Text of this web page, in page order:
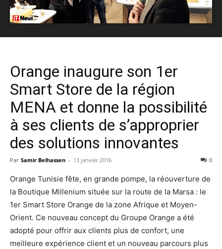
Orange inaugure son 1er
Smart Store de la région
MENA et donne la possibilité
à ses clients de s’approprier
des solutions innovantes
Par Samir Belhassen - 13 janvier 2016 0
Orange Tunisie fête, en grande pompe, la réouverture de
la Boutique Millenium située sur la route de la Marsa : le
1er Smart Store Orange de la zone Afrique et Moyen-
Orient. Ce nouveau concept du Groupe Orange a été
adopté pour offrir aux clients plus de confort, une
meilleure expérience client et un nouveau parcours plus